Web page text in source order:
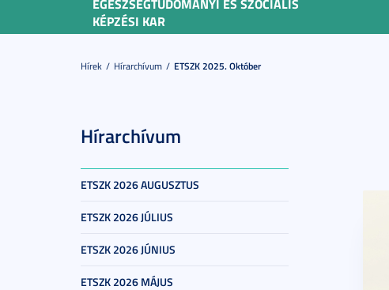
KÉPZÉSI KAR
Hírek Hírarchívum ETSZK 2025. Október
Hírarchívum
ETSZK 2026 AUGUSZTUS
ETSZK 2026 JÚLIUS
ETSZK 2026 JÚNIUS
ETSZK 2026 MÁJUS